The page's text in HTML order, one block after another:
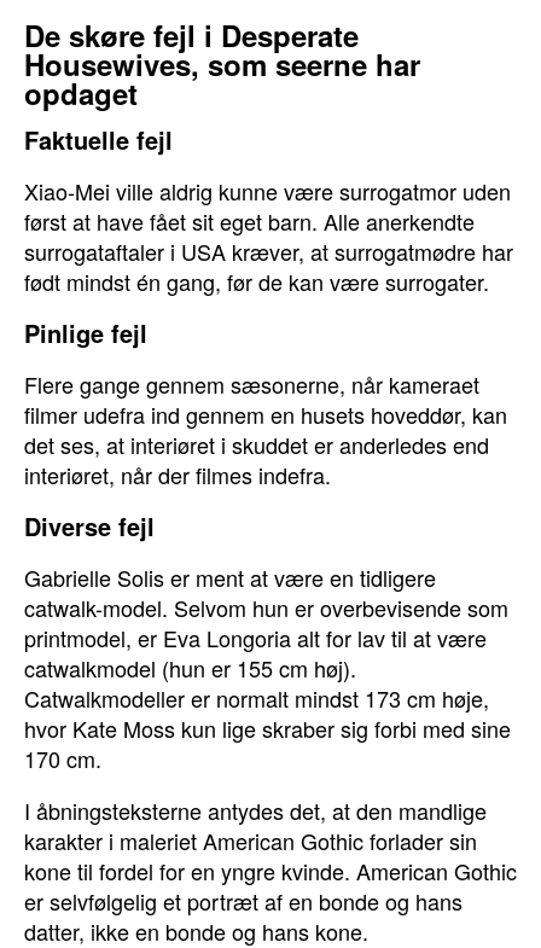
De skøre fejl i Desperate
Housewives, som seerne har
opdaget
Faktuelle fejl
Xiao-Mei ville aldrig kunne være surrogatmor uden
først at have fået sit eget barn. Alle anerkendte
surrogataftaler i USA kræver, at surrogatmødre har
født mindst én gang, før de kan være surrogater.
Pinlige fejl
Flere gange gennem sæsonerne, når kameraet
filmer udefra ind gennem en husets hoveddør, kan
det ses, at interiøret i skuddet er anderledes end
interiøret, når der filmes indefra.
Diverse fejl
Gabrielle Solis er ment at være en tidligere
catwalk-model. Selvom hun er overbevisende som
printmodel, er Eva Longoria alt for lav til at være
catwalkmodel (hun er 155 cm høj).
Catwalkmodeller er normalt mindst 173 cm høje,
hvor Kate Moss kun lige skraber sig forbi med sine
170 cm.
I åbningsteksterne antydes det, at den mandlige
karakter i maleriet American Gothic forlader sin
kone til fordel for en yngre kvinde. American Gothic
er selvfølgelig et portræt af en bonde og hans
datter, ikke en bonde og hans kone.